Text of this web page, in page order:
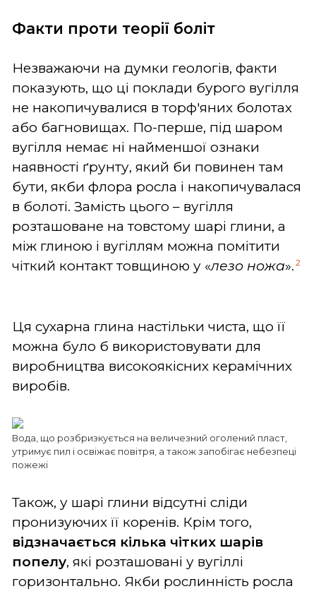
Факти проти теорії боліт
Незважаючи на думки геологів, факти
показують, що ці поклади бурого вугілля
не накопичувалися в торф'яних болотах
або багновищах. По-перше, під шаром
вугілля немає ні найменшої ознаки
наявності ґрунту, який би повинен там
бути, якби флора росла і накопичувалася
в болоті. Замість цього – вугілля
розташоване на товстому шарі глини, а
між глиною і вугіллям можна помітити
чіткий контакт товщиною у «лезо ножа». 2
Ця сухарна глина настільки чиста, що її
можна було б використовувати для
виробництва високоякісних керамічних
виробів.
Вода, що розбризкується на величезний оголений пласт,
утримує пил і освіжає повітря, а також запобігає небезпеці
пожежі
Також, у шарі глини відсутні сліди
пронизуючих її коренів. Крім того,
відзначається кілька чітких шарів
попелу, які розташовані у вугіллі
горизонтально. Якби рослинність росла